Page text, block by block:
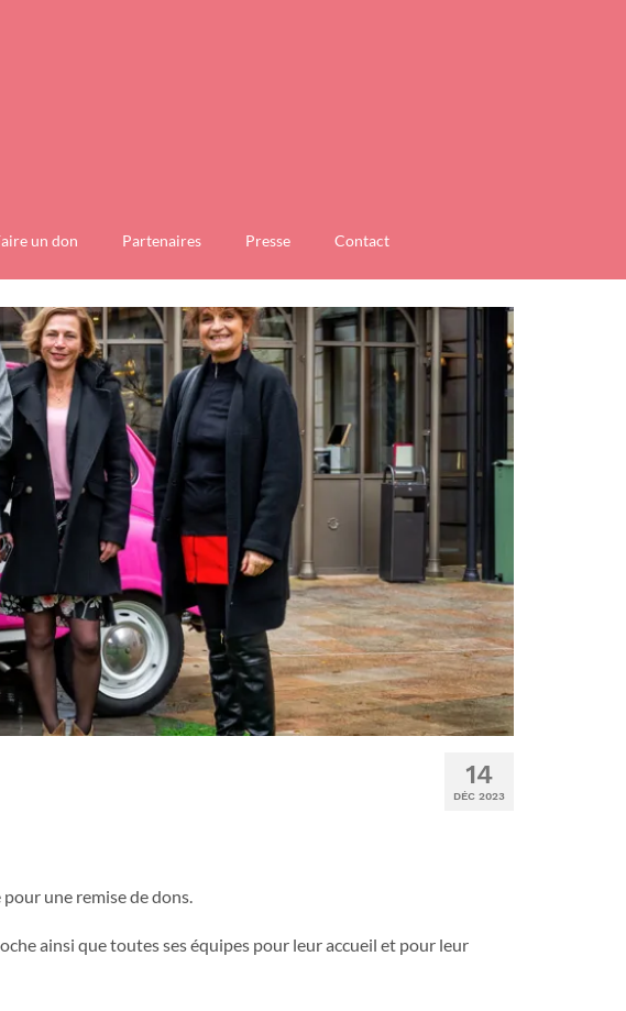
un don Partenaires Presse Contact
14
DÉC 2023
une remise de dons.
ainsi que toutes ses équipes pour leur accueil et pour leur